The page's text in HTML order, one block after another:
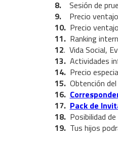
8.Sesión de
9.Precio
10.Precio
11.Ranking
12. Vida Social,
13.Actividades
14.Precio
15.Obtención del
16.
17. Pack de
18.Posibilidad de
19.Tus hijos